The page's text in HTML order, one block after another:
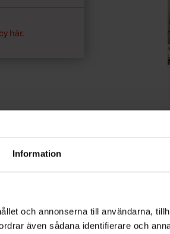
Information
och annonserna till användarna,
även sådana identifierare och
här.